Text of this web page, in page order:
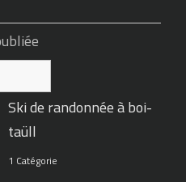
Ski de randonnée à boi-
taüll
1 Catégorie